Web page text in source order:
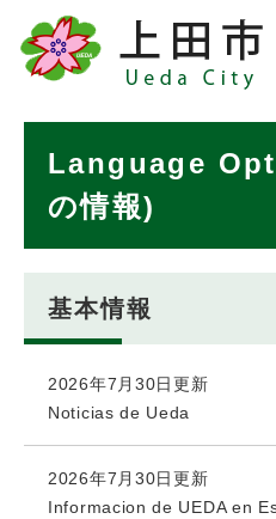
メニューを飛
Language
の情報)
基本情報
2026年7月30日更新
Noticias de Ueda
2026年7月30日更新
Informacion de UEDA en